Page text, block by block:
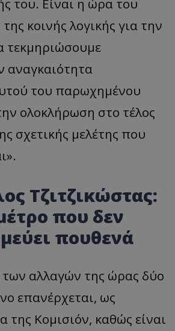
του. Είναι η ώρα του
κοινής λογικής για την
τεκμηριώσουμε
αναγκαιότητα
του παρωχημένου
ολοκλήρωση στο τέλος
σχετικής μελέτης που
Τζιτζικώστας:
που δεν
πουθενά
αλλαγών της ώρας δύο
επανέρχεται, ως
της Κομισιόν, καθώς είναι